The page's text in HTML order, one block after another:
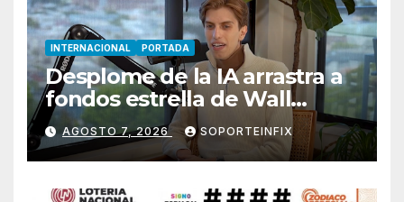
INTERNACIONAL PORTADA
Desplome de la IA arrastra a
fondos estrella de Wall
Street
AGOSTO 7, 2026 SOPORTEINFIX